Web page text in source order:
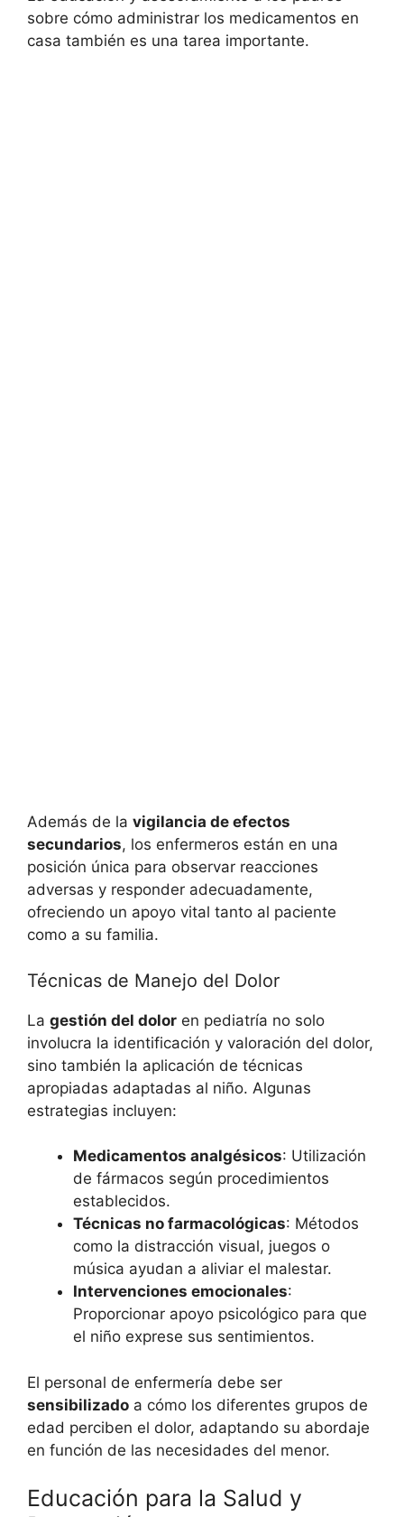
sobre cómo administrar los medicamentos en
casa también es una tarea importante.
Además de la vigilancia de efectos
secundarios, los enfermeros están en una
posición única para observar reacciones
adversas y responder adecuadamente,
ofreciendo un apoyo vital tanto al paciente
como a su familia.
Técnicas de Manejo del Dolor
La gestión del dolor en pediatría no solo
involucra la identificación y valoración del dolor,
sino también la aplicación de técnicas
apropiadas adaptadas al niño. Algunas
estrategias incluyen:
Medicamentos analgésicos: Utilización
de fármacos según procedimientos
establecidos.
Técnicas no farmacológicas: Métodos
como la distracción visual, juegos o
música ayudan a aliviar el malestar.
Intervenciones emocionales:
Proporcionar apoyo psicológico para que
el niño exprese sus sentimientos.
El personal de enfermería debe ser
sensibilizado a cómo los diferentes grupos de
edad perciben el dolor, adaptando su abordaje
en función de las necesidades del menor.
Educación para la Salud y